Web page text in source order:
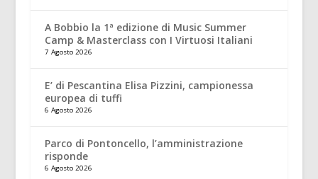
A Bobbio la 1ª edizione di Music Summer
Camp & Masterclass con I Virtuosi Italiani
7 Agosto 2026
E’ di Pescantina Elisa Pizzini, campionessa
europea di tuffi
6 Agosto 2026
Parco di Pontoncello, l’amministrazione
risponde
6 Agosto 2026